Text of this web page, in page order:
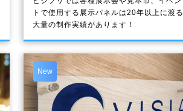
トで使用する展示パネルは20年以上に渡る
大量の制作実績があります！
New